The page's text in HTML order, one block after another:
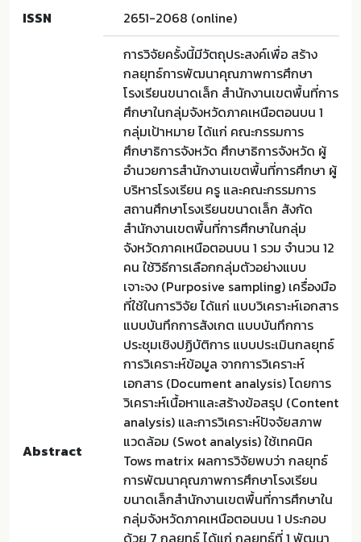
ISSN 2651-2068 (online)
Abstract
การวิจัยครั้งนี้มีวัตถุประสงค์เพื่อ สร้าง
กลยุทธ์การพัฒนาคุณภาพการศึกษา
โรงเรียนขนาดเล็ก สำนักงานเขตพื้นที่การ
ศึกษาในกลุ่มจังหวัดภาคเหนือตอนบน 1
กลุ่มเป้าหมาย ได้แก่ คณะกรรมการ
ศึกษาธิการจังหวัด ศึกษาธิการจังหวัด ผู้
อำนวยการสำนักงานเขตพื้นที่การศึกษา ผู้
บริหารโรงเรียน ครู และคณะกรรมการ
สถานศึกษาโรงเรียนขนาดเล็ก สังกัด
สำนักงานเขตพื้นที่การศึกษาในกลุ่ม
จังหวัดภาคเหนือตอนบน 1 รวม จำนวน 12
คน ใช้วิธีการเลือกกลุ่มตัวอย่างแบบ
เจาะจง (Purposive sampling) เครื่องมือ
ที่ใช้ในการวิจัย ได้แก่ แบบวิเคราะห์เอกสาร
แบบบันทึกการสังเกต แบบบันทึกการ
ประชุมเชิงปฏิบัติการ แบบประเมินกลยุทธ์
การวิเคราะห์ข้อมูล จากการวิเคราะห์
เอกสาร (Document analysis) โดยการ
วิเคราะห์เนื้อหาและสร้างข้อสรุป (Content
analysis) และการวิเคราะห์ปัจจัยสภาพ
แวดล้อม (Swot analysis) ใช้เทคนิค
Tows matrix ผลการวิจัยพบว่า กลยุทธ์
การพัฒนาคุณภาพการศึกษาโรงเรียน
ขนาดเล็กสำนักงานเขตพื้นที่การศึกษาใน
กลุ่มจังหวัดภาคเหนือตอนบน 1 ประกอบ
ด้วย 7 กลยุทธ์ ได้แก่ กลยุทธ์ที่ 1 พัฒนา